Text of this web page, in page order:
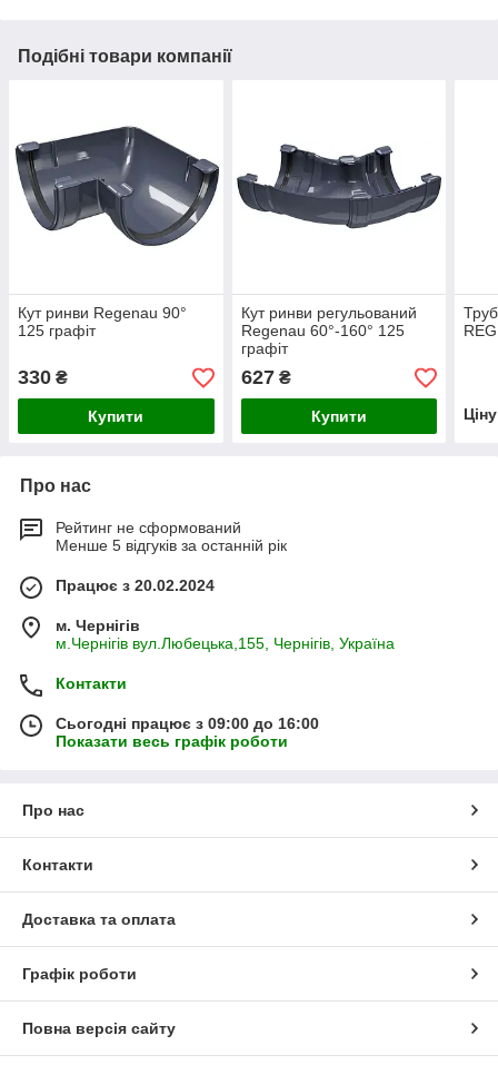
Подібні товари компанії
Кут ринви Regenau 90°
125 графіт
330 ₴
Купити
Кут ринви регульований
Regenau 60°-160° 125
графіт
627₴
Купити
Про нас
Рейтинг не сформований
Менше 5 відгуків за останній рік
Працює з 20.02.2024
м. Чернігів
м.Чернігів вул.Любецька,155, Чернігів, Україна
Контакти
Сьогодні працює з 09:00 до 16:00
Показати весь графік роботи
Про нас
Контакти
Доставка та оплата
Графік роботи
Повна версія сайту